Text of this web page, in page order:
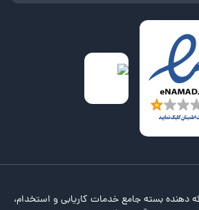
دهنده بسته جامع خدمات کاریابی و استخدام،